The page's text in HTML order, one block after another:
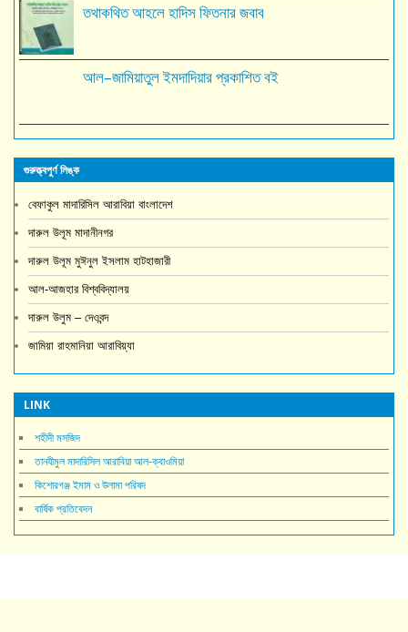
তথাকথিত আহলে হাদিস ফিতনার জবাব
আল–জামিয়াতুল ইমদাদিয়ার প্রকাশিত বই
গুরুত্ত্বপুর্ণ লিঙ্ক
বেফাকুল মাদারিসিল আরাবিয়া বাংলাদেশ
দারুল উলূম মাদানীনগর
দারুল উলূম মুঈনুল ইসলাম হাটহাজারী
আল-আজহার বিশ্ববিদ্যালয়
দারুল উলুম – দেওবন্দ
জামিয়া রাহমানিয়া আরাবিয়্যা
LINK
শহীদী মসজিদ
তানযীমুল মাদারিসিল আরাবিয়া আল-ক্বাওমিয়া
কিশোরগঞ্জ ইমাম ও উলামা পরিষদ
বার্ষিক প্রতিবেদন